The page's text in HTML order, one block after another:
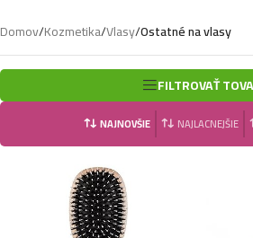
Domov/Kozmetika/Vlasy/Ostatné na vlasy
FILTROVAŤ
NAJNOVŠIE NAJLACNEJŠIE